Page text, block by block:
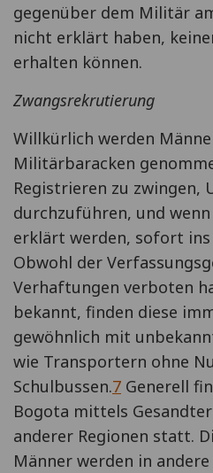
gegenüber dem Militär
nicht erklärt haben,
erhalten können.
Zwangsrekrutierung
Willkürlich werden
Militärbaracken
Registrieren zu zwingen,
durchzuführen, und
erklärt werden, sofort
Obwohl der
Verhaftungen verboten
bekannt, finden diese
gewöhnlich mit
wie Transportern ohne
Schulbussen.7 Generell
Bogota mittels
anderer Regionen statt.
Männer werden in